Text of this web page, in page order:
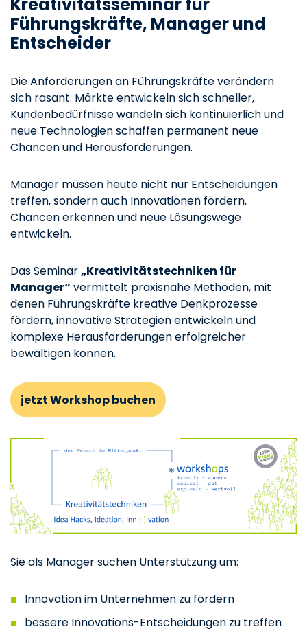
Führungskräfte, Manager und
Entscheider
Die Anforderungen an Führungskräfte verändern
sich rasant. Märkte entwickeln sich schneller,
Kundenbedürfnisse wandeln sich kontinuierlich und
neue Technologien schaffen permanent neue
Chancen und Herausforderungen.
Manager müssen heute nicht nur Entscheidungen
treffen, sondern auch Innovationen fördern,
Chancen erkennen und neue Lösungswege
entwickeln.
Das Seminar„Kreativitätstechniken für
Manager“ vermittelt praxisnahe Methoden, mit
denen Führungskräfte kreative Denkprozesse
fördern, innovative Strategien entwickeln und
komplexe Herausforderungen erfolgreicher
bewältigen können.
jetzt Workshop buchen
Sie als Manager suchen Unterstützung um:
Innovation im Unternehmen zu fördern
bessere Innovations-Entscheidungen zu treffen